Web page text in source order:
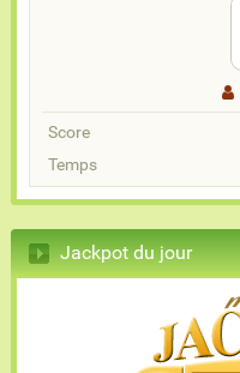
Score
Temps
Jackpot du jour